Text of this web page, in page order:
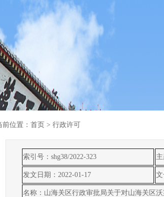
前位置： 首页 > 行政许可
索引号：shg38/2022-323
发文日期：2022-01-17 文
名称：山海关区行政审批局关于对山海关区